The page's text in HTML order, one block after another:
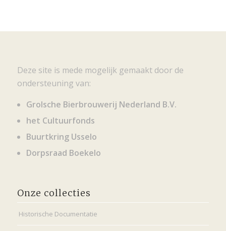
Deze site is mede mogelijk gemaakt door de
ondersteuning van:
Grolsche Bierbrouwerij Nederland B.V.
het Cultuurfonds
Buurtkring Usselo
Dorpsraad Boekelo
Onze collecties
Historische Documentatie